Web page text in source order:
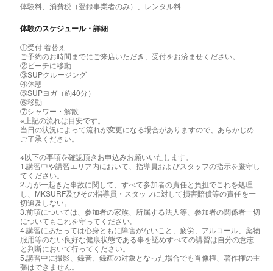
体験料、消費税（登録事業者のみ）、レンタル料
体験のスケジュール・詳細
①受付 着替え
ご予約のお時間までにご来店いただき、受付をお済ませください。
②ビーチに移動
③SUPクルージング
④休憩
⑤SUPヨガ（約40分）
⑥移動
⑦シャワー・解散
※上記の流れは目安です。
当日の状況によって流れが変更になる場合がありますので、あらかじめ
ご了承ください。
※以下の事項を確認頂きお申込みお願いいたします。
1.講習中や講習エリア内において、指導員およびスタッフの指示を厳守し
てください。
2.万が一起きた事故に関して、すべて参加者の責任と負担でこれを処理
し、MKSURF及びその指導員・スタッフに対して損害賠償等の責任を一
切追及しない。
3.前項については、参加者の家族、所属する法人等、参加者の関係者一切
についてもこれを守ってください。
4.講習にあたっては心身ともに障害がないこと、疲労、アルコール、薬物
服用等のない良好な健康状態である事を認めすべての講習は自分の意志
と判断において行ってください。
5.講習中に撮影、録音、録画の対象となった場合でも肖像権、著作権の主
張はできません。